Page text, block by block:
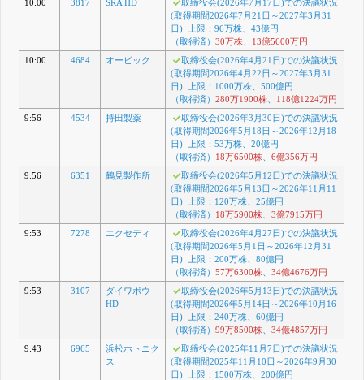
10:00
3817 SRA HD
取締役会(2026年7月17日)での決議状況
(取得期間2026年7月21日～2027年3月31
日) 上限：96万株、43億円
（取得済） 30万株、
13億5600万円
10:00
4684 オービック
取締役会(2026年4月21日)での決議状況
(取得期間2026年4月22日～2027年3月31
日) 上限：1000万株、500億円
（取得済） 280万1900株、
118億1224万円
9:56
4534 持田製薬
取締役会(2026年3月30日)での決議状況
(取得期間2026年5月18日～2026年12月18
日) 上限：53万株、20億円
（取得済）
18万6500株、 6億356万円
9:56
6351 鶴見製作所
取締役会(2026年5月12日)での決議状況
(取得期間2026年5月13日～2026年11月11
日) 上限：120万株、25億円
（取得済）
18万5900株、 3億7915万円
9:53
7278 エクセディ
取締役会(2026年4月27日)での決議状況
(取得期間2026年5月1日～2026年12月31
日) 上限：200万株、80億円
（取得済） 57万6300株、 34億4676万円
9:53
3107
ダイワボウ
HD
取締役会(2026年5月13日)での決議状況
(取得期間2026年5月14日～2026年10月16
日) 上限：240万株、60億円
（取得済） 99万8500株、 34億4857万円
9:43
6965
浜松ホトニク
ス
取締役会(2025年11月7日)での決議状況
(取得期間2025年11月10日～2026年9月30
日) 上限：1500万株、200億円